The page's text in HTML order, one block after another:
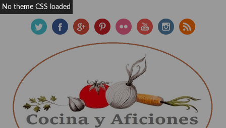
No theme CSS loaded